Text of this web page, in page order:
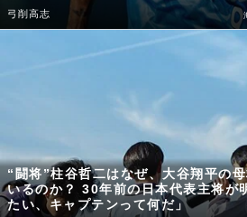
弓削高志
“闘将”柱谷哲二はなぜ、大谷翔平の
いるのか？ 30年前の日本代表主将が
たい、キャプテンって何だ」